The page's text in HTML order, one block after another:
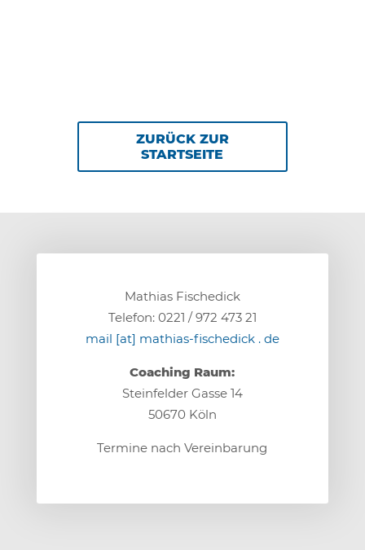
ZURÜCK ZUR
STARTSEITE
Mathias Fischedick
Telefon: 0221 / 972 473 21
mail [at] mathias-fischedick . de
Coaching Raum:
Steinfelder Gasse 14
50670 Köln
Termine nach Vereinbarung